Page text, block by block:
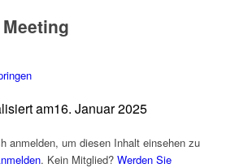
am16. Januar 2025
anmelden, um diesen Inhalt einsehen zu
. Kein Mitglied? Werden Sie